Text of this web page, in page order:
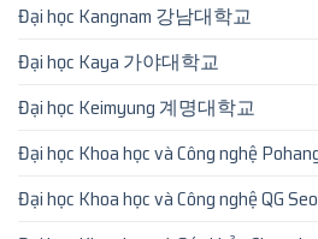
Đại học Kangnam 강남대학교
Đại học Kaya 가야대학교
Đại học Keimyung 계명대학교
Đại học Khoa học và Công nghệ
Đại học Khoa học và Công nghệ QG